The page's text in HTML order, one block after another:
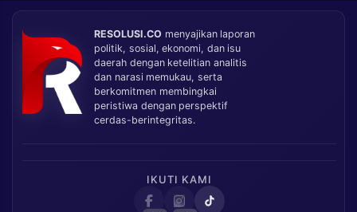
RESOLUSI.CO menyajikan laporan
politik, sosial, ekonomi, dan isu
daerah dengan ketelitian analitis
dan narasi memukau, serta
berkomitmen membingkai
peristiwa dengan perspektif
cerdas-berintegritas.
IKUTI KAMI